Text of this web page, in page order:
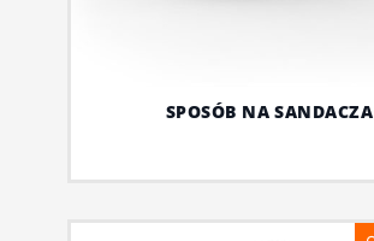
SPOSÓB NA SANDACZA